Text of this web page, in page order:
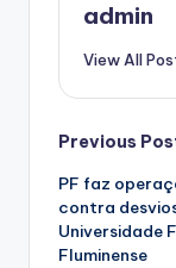
admin
View All
Post
Previous
PF faz
contra
Universidade
Fluminense